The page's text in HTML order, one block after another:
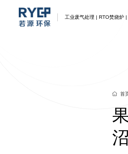
工业废气处理 | RTO焚烧炉
业废气环保综合治
业环保综合废气治
业环保综合治理方案
业环保综合治理方案
业环保综合治理方案
业环保综合治理方案
业环保综合治理方案
首